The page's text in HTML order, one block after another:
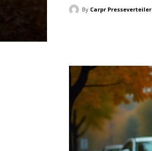
By Carpr Presseverteiler